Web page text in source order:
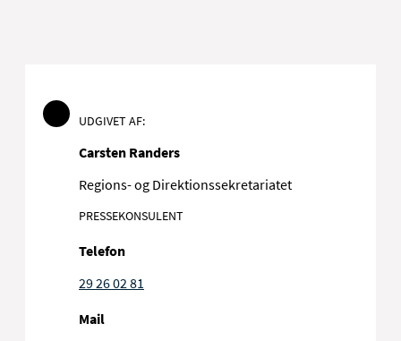
UDGIVET AF:
Carsten Randers
Regions- og Direktionssekretariatet
PRESSEKONSULENT
Telefon
29 26 02 81
Mail